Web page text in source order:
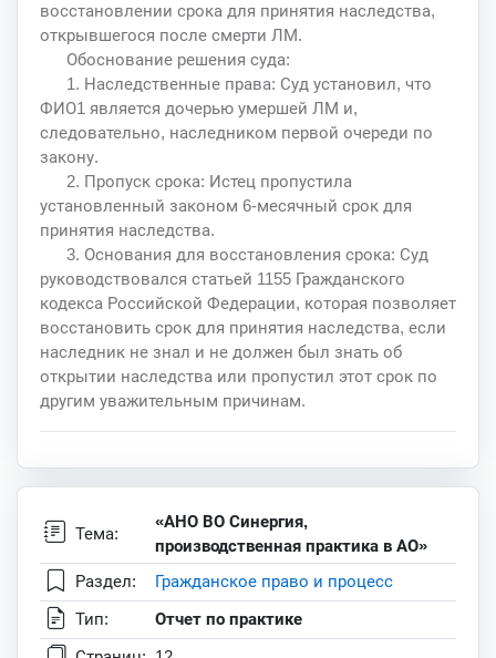
восстановлении срока для принятия наследства,
открывшегося после смерти ЛМ.
Обоснование решения суда:
1. Наследственные права: Суд установил, что
ФИО1 является дочерью умершей ЛМ и,
следовательно, наследником первой очереди по
закону.
2. Пропуск срока: Истец пропустила
установленный законом 6-месячный срок для
принятия наследства.
3. Основания для восстановления срока: Суд
руководствовался статьей 1155 Гражданского
кодекса Российской Федерации, которая позволяет
восстановить срок для принятия наследства, если
наследник не знал и не должен был знать об
открытии наследства или пропустил этот срок по
другим уважительным причинам.
Тема:
«АНО ВО Синергия,
производственная практика в АО»
Раздел:
Гражданское право и процесс
Тип:
Отчет по практике